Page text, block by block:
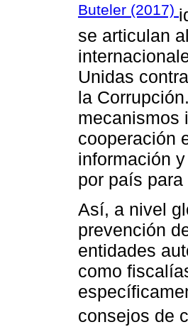
Buteler (2017)
se articulan
Unidas
la
mecanismos
cooperación
información
por país
Así, a nivel
prevención
entidades
como
consejos de